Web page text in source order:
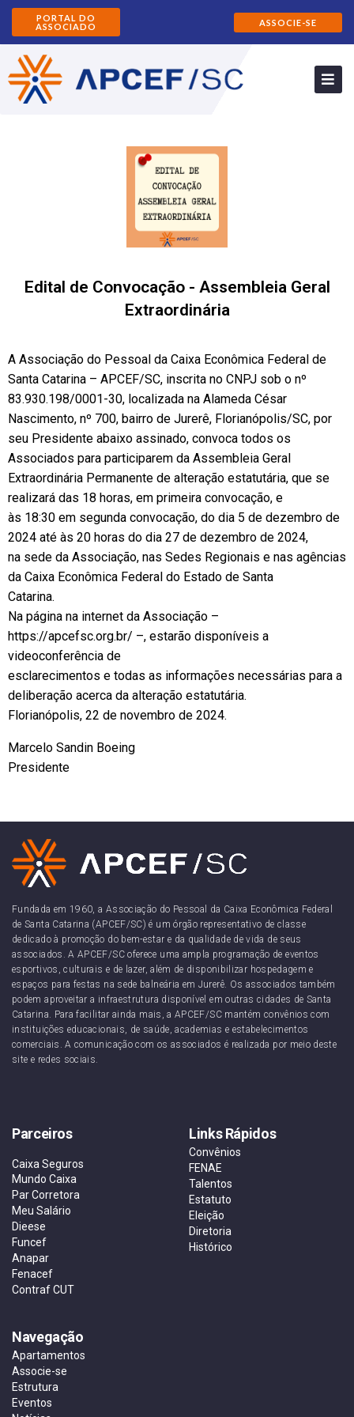
PORTAL DO
ASSOCIADO
ASSOCIE-SE
Edital de Convocação - Assembleia Geral
Extraordinária
A Associação do Pessoal da Caixa Econômica Federal de
Santa Catarina – APCEF/SC, inscrita no CNPJ sob o nº
83.930.198/0001-30, localizada na Alameda César
Nascimento, nº 700, bairro de Jurerê, Florianópolis/SC, por
seu Presidente abaixo assinado, convoca todos os
Associados para participarem da Assembleia Geral
Extraordinária Permanente de alteração estatutária, que se
realizará das 18 horas, em primeira convocação, e
às 18:30 em segunda convocação, do dia 5 de dezembro de
2024 até às 20 horas do dia 27 de dezembro de 2024,
na sede da Associação, nas Sedes Regionais e nas agências
da Caixa Econômica Federal do Estado de Santa
Catarina.
Na página na internet da Associação –
https://apcefsc.org.br/ –, estarão disponíveis a
videoconferência de
esclarecimentos e todas as informações necessárias para a
deliberação acerca da alteração estatutária.
Florianópolis, 22 de novembro de 2024.
Marcelo Sandin Boeing
Presidente
Fundada em 1960, a Associação do Pessoal da Caixa Econômica Federal
de Santa Catarina (APCEF/SC) é um órgão representativo de classe
dedicado à promoção do bem-estar e da qualidade de vida de seus
associados. A APCEF/SC oferece uma ampla programação de eventos
esportivos, culturais e de lazer, além de disponibilizar hospedagem e
espaços para festas na sede balneária em Jurerê. Os associados também
podem aproveitar a infraestrutura disponível em outras cidades de Santa
Catarina. Para facilitar ainda mais, a APCEF/SC mantém convênios com
instituições educacionais, de saúde, academias e estabelecimentos
comerciais. A comunicação com os associados é realizada por meio deste
site e redes sociais.
Parceiros
Caixa Seguros
Mundo Caixa
Par Corretora
Meu Salário
Dieese
Funcef
Anapar
Fenacef
Contraf CUT
Links Rápidos
Convênios
FENAE
Talentos
Estatuto
Eleição
Diretoria
Histórico
Navegação
Apartamentos
Associe-se
Estrutura
Eventos